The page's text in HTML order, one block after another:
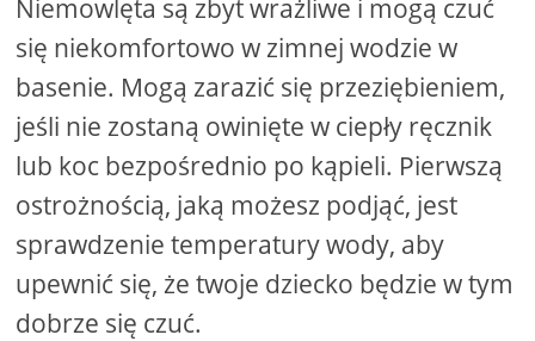
Niemowlęta są zbyt wrażliwe i mogą czuć
się niekomfortowo w zimnej wodzie w
basenie. Mogą zarazić się przeziębieniem,
jeśli nie zostaną owinięte w ciepły ręcznik
lub koc bezpośrednio po kąpieli. Pierwszą
ostrożnością, jaką możesz podjąć, jest
sprawdzenie temperatury wody, aby
upewnić się, że twoje dziecko będzie w tym
dobrze się czuć.